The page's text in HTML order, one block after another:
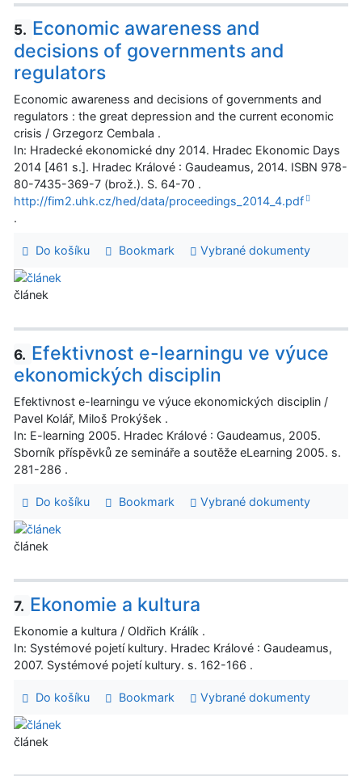
5. Economic awareness and
decisions of governments and
regulators
Economic awareness and decisions of governments and
regulators : the great depression and the current economic
crisis / Grzegorz Cembala .
In: Hradecké ekonomické dny 2014. Hradec Ekonomic Days
2014 [461 s.]. Hradec Králové : Gaudeamus, 2014. ISBN 978-
80-7435-369-7 (brož.). S. 64-70 .
http://fim2.uhk.cz/hed/data/proceedings_2014_4.pdf
.
Do košíku Bookmark Vybrané dokumenty
článek
6. Efektivnost e-learningu ve výuce
ekonomických disciplin
Efektivnost e-learningu ve výuce ekonomických disciplin /
Pavel Kolář, Miloš Prokýšek .
In: E-learning 2005. Hradec Králové : Gaudeamus, 2005.
Sborník příspěvků ze semináře a soutěže eLearning 2005. s.
281-286 .
Do košíku Bookmark Vybrané dokumenty
článek
7. Ekonomie a kultura
Ekonomie a kultura / Oldřich Králík .
In: Systémové pojetí kultury. Hradec Králové : Gaudeamus,
2007. Systémové pojetí kultury. s. 162-166 .
Do košíku Bookmark Vybrané dokumenty
článek